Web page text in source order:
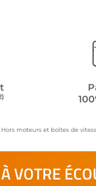
moteurs et boîtes de
VOTRE